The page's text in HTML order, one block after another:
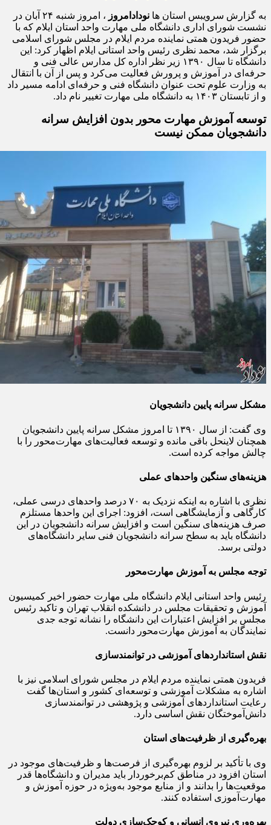
به گزارش سرویبس استان ها نودادامروز
، امروز شنبه ۲۴ آبان در
نشست شورای اداری دانشگاه ملی مهارت واحد استان ایلام که با
حضور فریدون همتی نماینده مردم ایلام در مجلس شورای اسلامی
برگزار شد، محمد نظری رئیس واحد استانی ایلام اظهار کرد: این
دانشگاه تا سال ۱۳۹۰ زیر نظر اداره کل مدارس عالی فنی و
حرفه‌ای در آموزش و پرورش فعالیت می‌کرد و پس از آن با انتقال
به وزارت علوم تحت عنوان دانشگاه فنی و حرفه‌ای ادامه مسیر داد
و از تابستان ۱۴۰۳ به دانشگاه ملی مهارت تغییر نام داد.
توسعه آموزش مهارت‌ محور بدون افزایش سرانه
دانشجویان ممکن نیست
مشکل سرانه پایین دانشجویان
وی گفت: از سال ۱۳۹۰ تا امروز مشکل سرانه پایین دانشجویان
همچنان لاینحل باقی مانده و توسعه فعالیت‌های مهارت‌محور را با
چالش مواجه کرده است.
هزینه‌های سنگین واحدهای عملی
نظری با اشاره به اینکه نزدیک به ۷۰ درصد واحدهای درسی عملی،
کارگاهی و آزمایشگاهی است، افزود: اجرای این واحدها مستلزم
صرف هزینه‌های سنگین است و افزایش سرانه دانشجویان در این
دانشگاه باید به سطح سرانه دانشجویان فنی سایر دانشگاه‌های
دولتی برسد.
توجه مجلس به آموزش مهارت‌محور
رئیس واحد استانی ایلام دانشگاه ملی مهارت حضور اخیر کمیسیون
آموزش و تحقیقات مجلس در دانشکده انقلاب تهران و تاکید رئیس
مجلس بر افزایش اعتبارات این دانشگاه را نشانه توجه جدی
نمایندگان به آموزش مهارت‌محور دانست.
نقش استانداردهای آموزشی در توانمندسازی
فریدون همتی نماینده مردم ایلام در مجلس شورای اسلامی نیز با
اشاره به مشکلات آموزشی و توسعه‌ای کشور و استان‌ها گفت
رعایت استانداردهای آموزشی و پژوهشی در توانمندسازی
دانش‌آموختگان نقش اساسی دارد.
بهره‌گیری از ظرفیت‌های استان
وی با تأکید بر لزوم بهره‌گیری از فرصت‌ها و ظرفیت‌های موجود در
استان افزود در مناطق کم‌برخوردار باید مدیران و دانشگاه‌ها قدر
موقعیت‌ها را بدانند و از منابع موجود به‌ویژه در حوزه آموزش و
مهارت‌آموزی استفاده کنند.
بهره‌وری نیروی انسانی و کوچک‌سازی دولت